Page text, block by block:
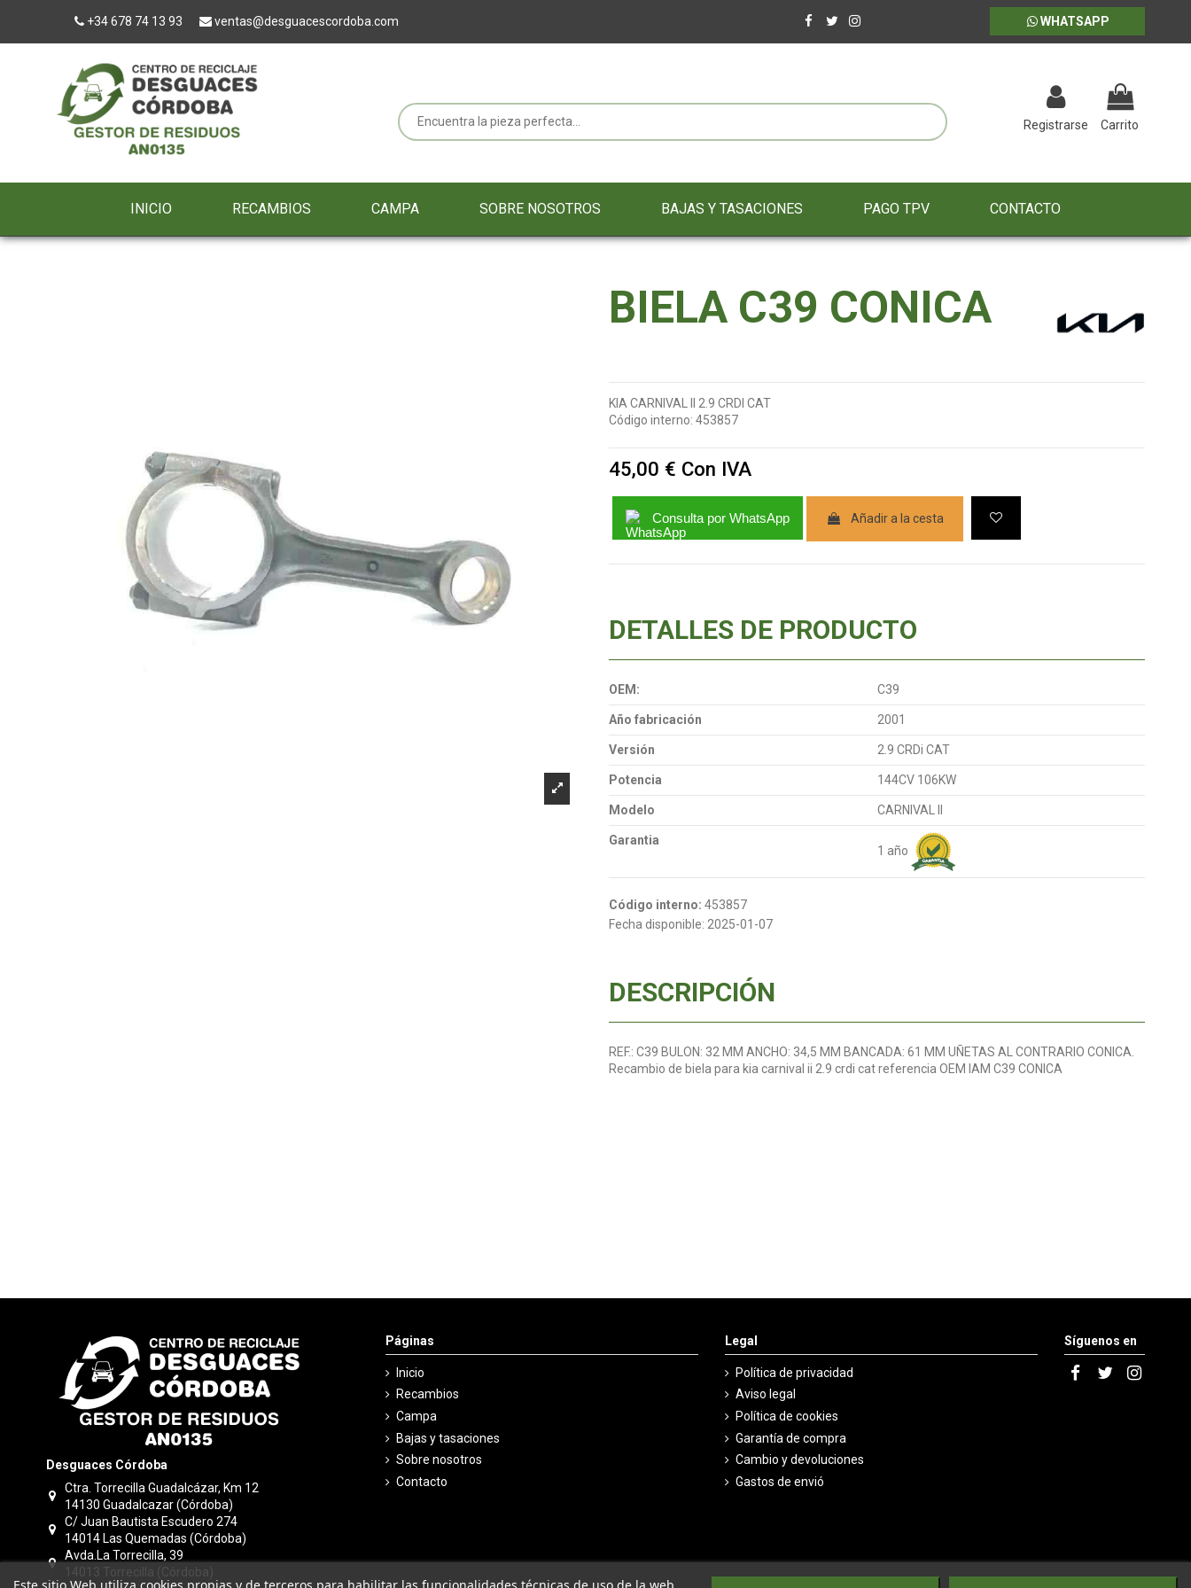
+34 678 74 13 93 ventas@desguacescordoba.com WHATSAPP
Registrarse Carrito
INICIO RECAMBIOS CAMPA SOBRE NOSOTROS BAJAS Y TASACIONES PAGO TPV CONTACTO
BIELA C39 CONICA
KIA CARNIVAL II 2.9 CRDI CAT
Código interno: 453857
45,00 € Con IVA
Consulta por WhatsApp Añadir a la cesta
DETALLES DE PRODUCTO
OEM: C39
Año fabricación 2001
Versión 2.9 CRDi CAT
Potencia 144CV 106KW
Modelo CARNIVAL II
Garantia
1 año
Código interno: 453857
Fecha disponible: 2025-01-07
DESCRIPCIÓN
REF.: C39 BULON: 32 MM ANCHO: 34,5 MM BANCADA: 61 MM UÑETAS AL CONTRARIO CONICA.
Recambio de biela para kia carnival ii 2.9 crdi cat referencia OEM IAM C39 CONICA
Desguaces Córdoba
Ctra. Torrecilla Guadalcázar, Km 12
14130 Guadalcazar (Córdoba)
C/ Juan Bautista Escudero 274
14014 Las Quemadas (Córdoba)
Avda.La Torrecilla, 39
14013 Torrecilla (Córdoba)
Páginas
Inicio
Recambios
Campa
Bajas y tasaciones
Sobre nosotros
Contacto
Legal
Política de privacidad
Aviso legal
Política de cookies
Garantía de compra
Cambio y devoluciones
Gastos de envió
Síguenos en